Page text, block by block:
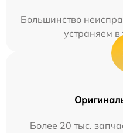
Большинство
устраняем в
Более 20 тыс.